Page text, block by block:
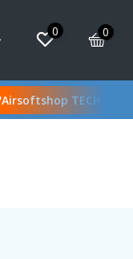
0 0
Airsoftshop TECH